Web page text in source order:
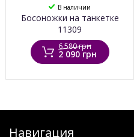
В наличии
Босоножки на танкетке
11309
6 580 грн
2 090 грн
Навигация